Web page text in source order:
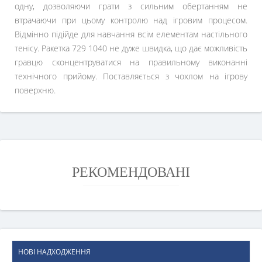
одну, дозволяючи грати з сильним обертанням не
втрачаючи при цьому контролю над ігровим процесом.
Відмінно підійде для навчання всім елементам настільного
тенісу. Ракетка 729 1040 не дуже швидка, що дає можливість
гравцю сконцентруватися на правильному виконанні
технічного прийому. Поставляється з чохлом на ігрову
поверхню.
РЕКОМЕНДОВАНІ
НОВІ НАДХОДЖЕННЯ